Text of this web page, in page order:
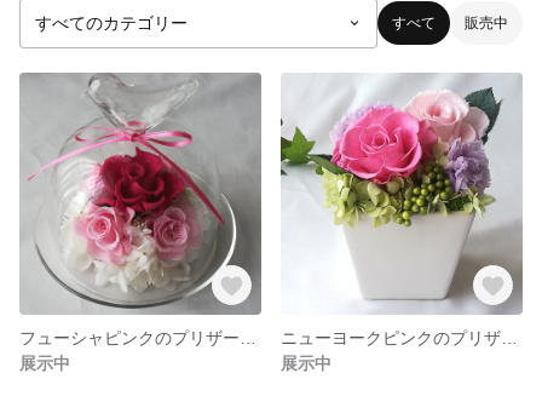
すべて 販売中
展示中
展示中